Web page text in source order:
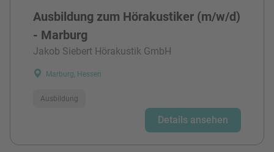
Ausbildung zum Hörakustiker (m/w/d)
- Marburg
Jakob Siebert Hörakustik GmbH
Marburg, Hessen
Ausbildung
Details ansehen